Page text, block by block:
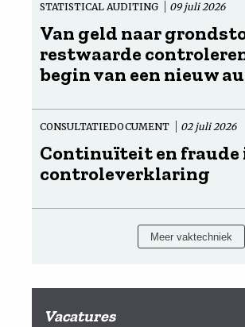
STATISTICAL AUDITING 09 juli 2026
Van geld naar
restwaarde
begin van een nieuw
CONSULTATIEDOCUMENT 02 juli 2026
Continuïteit en fraude
controleverklaring
Meer vaktechniek
Vacatures